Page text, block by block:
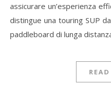
assicurare un’esperienza
distingue una touring SUP
paddleboard di lunga